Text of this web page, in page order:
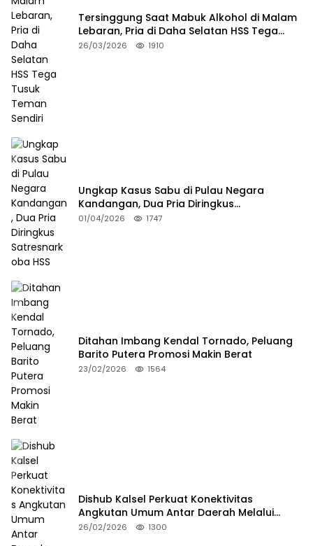
Tersinggung Saat Mabuk Alkohol di Malam
Lebaran, Pria di Daha Selatan HSS Tega
Tusuk Teman Sendiri
26/03/2026 1910
Ungkap Kasus Sabu di Pulau Negara
Kandangan, Dua Pria Diringkus
Satresnarkoba HSS
01/04/2026 1747
Ditahan Imbang Kendal Tornado, Peluang
Barito Putera Promosi Makin Berat
23/02/2026 1564
Dishub Kalsel Perkuat Konektivitas
Angkutan Umum Antar Daerah Melalui
Integritas
26/02/2026 1300